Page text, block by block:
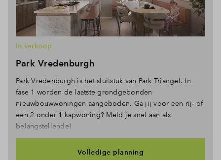
Park Vredenburgh
In verkoop
Park Vredenburgh is het sluitstuk van Park Triangel. In
fase 1 worden de laatste grondgebonden
nieuwbouwwoningen aangeboden. Ga jij voor een rij- of
een 2 onder 1 kapwoning? Meld je snel aan als
belangstellende!
Volledige planning